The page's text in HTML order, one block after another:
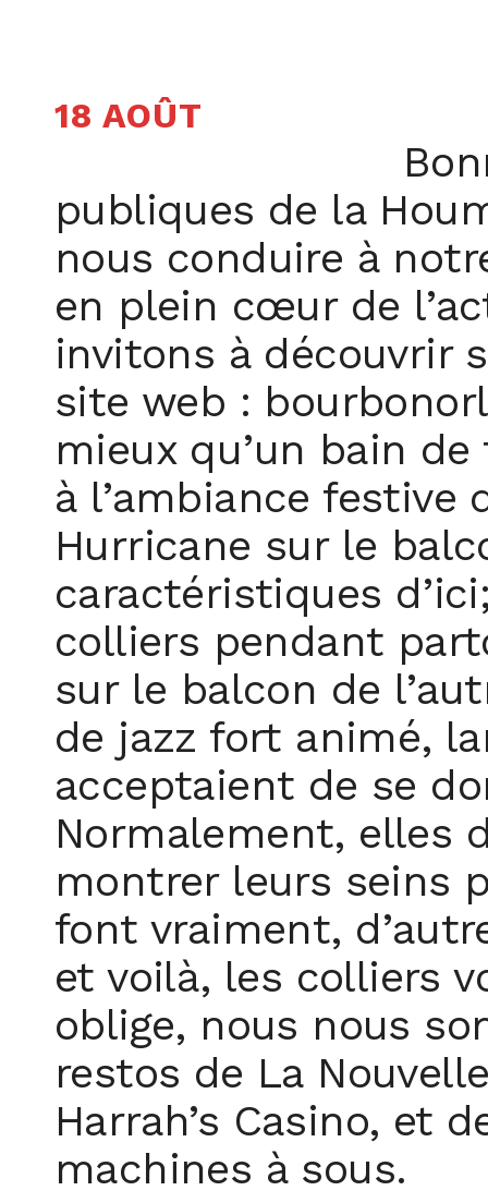
18 AOÛT
publiques de la
nous conduire à
en plein cœur de
invitons à découvrir
site web :
mieux qu’un bain
à l’ambiance festive
Hurricane sur le
caractéristiques
colliers pendant
sur le balcon de
de jazz fort animé,
acceptaient de se
Normalement, elles
montrer leurs seins
font vraiment,
et voilà, les colliers
oblige, nous nous
restos de La
Harrah’s Casino, et
machines à sous.